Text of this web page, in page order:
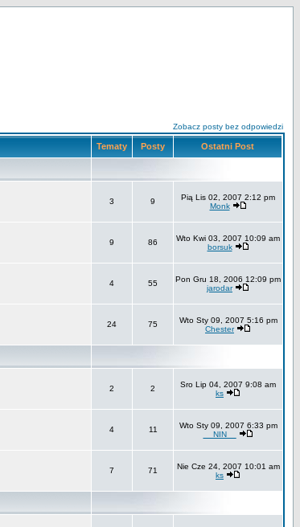
Zobacz posty bez odpowiedzi
Tematy Posty Ostatni Post
3 9
Pią Lis 02, 2007 2:12 pm
Monk
9 86
Wto Kwi 03, 2007 10:09 am
borsuk
4 55
Pon Gru 18, 2006 12:09 pm
jarodar
24 75
Wto Sty 09, 2007 5:16 pm
Chester
2 2
Sro Lip 04, 2007 9:08 am
ks
4 11
Wto Sty 09, 2007 6:33 pm
__NIN__
7 71
Nie Cze 24, 2007 10:01 am
ks